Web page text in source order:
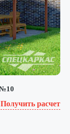
Получить расчет